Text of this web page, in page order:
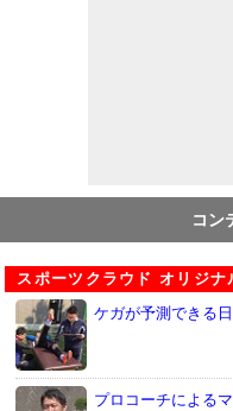
コン
スポーツクラウド オリジナ
ケガが予測できる
プロコーチによる